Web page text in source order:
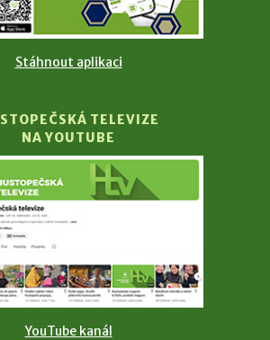
Stáhnout aplikaci
TELEVIZE
NA YOUTUBE
YouTube kanál